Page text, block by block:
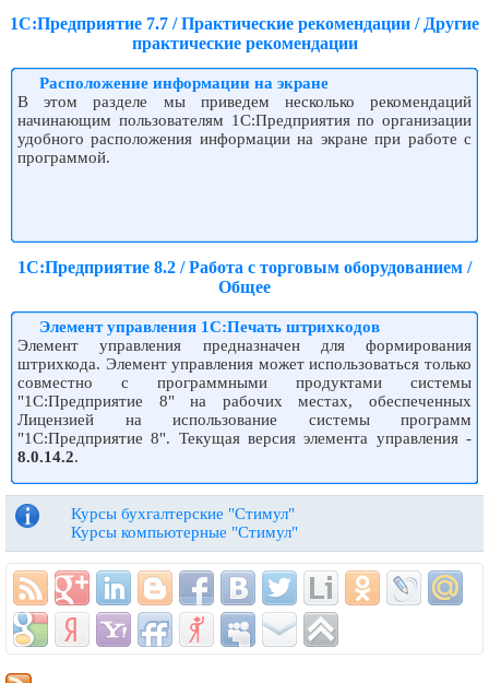
1С:Предприятие 7.7 / Практические рекомендации / Другие
практические рекомендации
Расположение информации на экране
В этом разделе мы приведем несколько рекомендаций
начинающим пользователям 1С:Предприятия по организации
удобного расположения информации на экране при работе с
программой.
1С:Предприятие 8.2 / Работа с торговым оборудованием /
Общее
Элемент управления 1С:Печать штрихкодов
Элемент управления предназначен для формирования
штрихкода. Элемент управления может использоваться только
совместно с программными продуктами системы
"1С:Предприятие 8" на рабочих местах, обеспеченных
Лицензией на использование системы программ
"1С:Предприятие 8". Текущая версия элемента управления -
8.0.14.2.
Курсы бухгалтерские "Стимул"
Курсы компьютерные "Стимул"